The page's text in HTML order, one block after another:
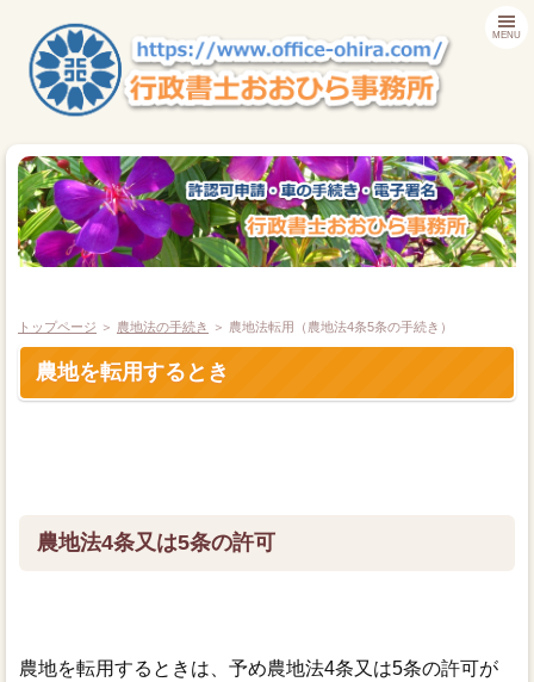
MENU
トップページ ＞ 農地法の手続き ＞ 農地法転用（農地法4条5条の手続き）
農地を転用するとき
農地法4条又は5条の許可
農地を転用するときは、予め農地法4条又は5条の許可が